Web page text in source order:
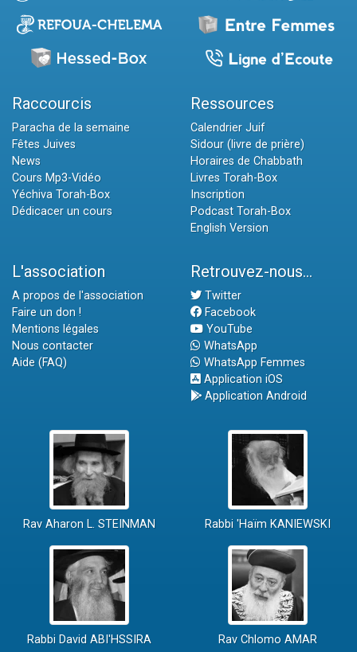
Raccourcis
Paracha de la semaine
Fêtes Juives
News
Cours Mp3-Vidéo
Yéchiva Torah-Box
Dédicacer un cours
Ressources
Calendrier Juif
Sidour (livre de prière)
Horaires de Chabbath
Livres Torah-Box
Inscription
Podcast Torah-Box
English Version
L'association
A propos de l'association
Faire un don !
Mentions légales
Nous contacter
Aide (FAQ)
Retrouvez-nous...
Twitter
Facebook
YouTube
WhatsApp
WhatsApp Femmes
Application iOS
Application Android
Rav Aharon L. STEINMAN Rabbi 'Haïm KANIEWSKI
Rabbi David ABI'HSSIRA Rav Chlomo AMAR